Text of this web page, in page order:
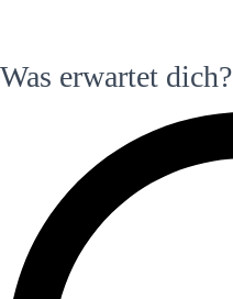
Was erwartet dich?